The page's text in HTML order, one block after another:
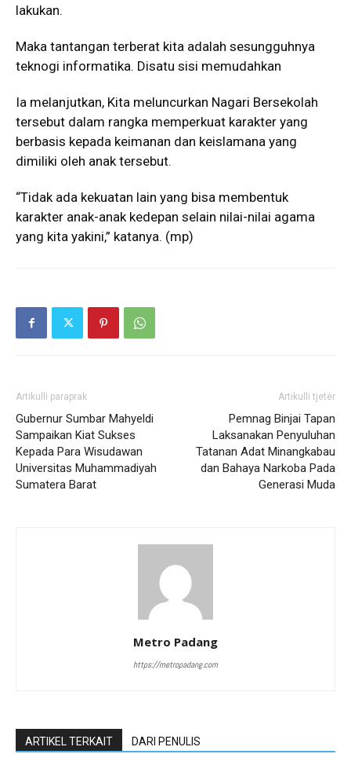
lakukan.
Maka tantangan terberat kita adalah sesungguhnya
teknogi informatika. Disatu sisi memudahkan
Ia melanjutkan, Kita meluncurkan Nagari Bersekolah
tersebut dalam rangka memperkuat karakter yang
berbasis kepada keimanan dan keislamana yang
dimiliki oleh anak tersebut.
“Tidak ada kekuatan lain yang bisa membentuk
karakter anak-anak kedepan selain nilai-nilai agama
yang kita yakini,” katanya. (mp)
Artikulli paraprak
Gubernur Sumbar Mahyeldi
Sampaikan Kiat Sukses
Kepada Para Wisudawan
Universitas Muhammadiyah
Sumatera Barat
Artikulli tjetër
Pemnag Binjai Tapan
Laksanakan Penyuluhan
Tatanan Adat Minangkabau
dan Bahaya Narkoba Pada
Generasi Muda
Metro Padang
https://metropadang.com
ARTIKEL TERKAIT DARI PENULIS